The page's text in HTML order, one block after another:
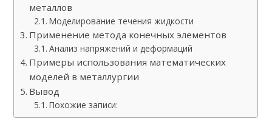
металлов
Моделирование течения жидкости
Применение метода конечных элементов
Анализ напряжений и деформаций
Примеры использования математических
моделей в металлургии
Вывод
Похожие записи: